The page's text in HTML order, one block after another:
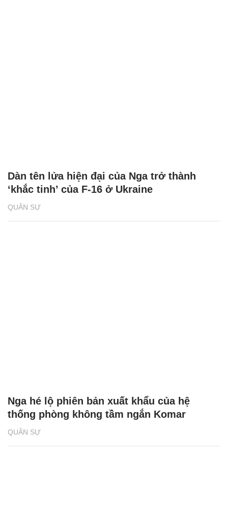
QUÂN SỰ
Dàn tên lửa hiện đại của Nga trở thành
‘khắc tinh’ của F-16 ở Ukraine
QUÂN SỰ
Nga hé lộ phiên bản xuất khẩu của hệ
thống phòng không tầm ngắn Komar